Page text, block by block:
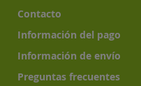
Contacto
Información del pago
Información de envío
Preguntas frecuentes